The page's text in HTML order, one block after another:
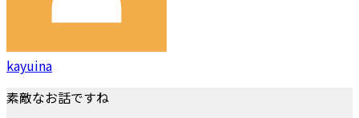
kayuina
素敵なお話ですね